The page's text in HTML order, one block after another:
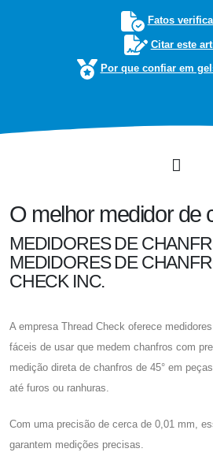
Fatos
Citar este
Por que confiar em
O melhor medidor de
MEDIDORES DE
MEDIDORES DE
CHECK INC.
A empresa Thread Check oferece
fáceis de usar que medem chanfros com
medição direta de chanfros de 45° em
até furos ou ranhuras.
Com uma precisão de cerca de 0,01 mm,
garantem medições precisas.